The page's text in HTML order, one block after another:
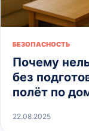
БЕЗОПАСНОСТЬ
Почему
без
полёт по
22.08.2025